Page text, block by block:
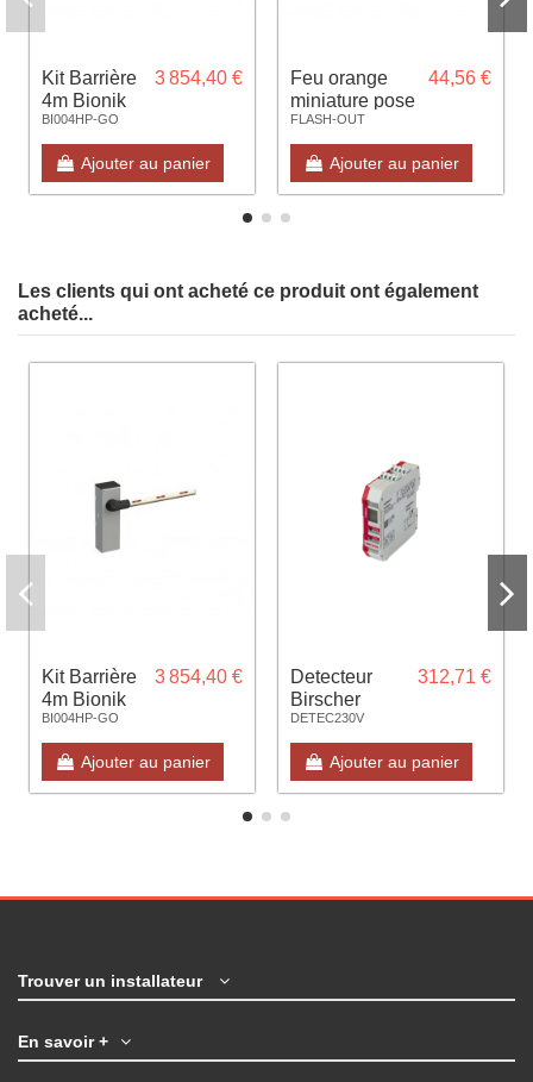
Kit Barrière
4m Bionik
brushless
complète
avec lisse
BI004HP-GO
3 854,40 €
Ajouter au panier
Feu orange
miniature pose
en applique
12/24V
FLASH-OUT
44,56 €
Ajouter au panier
Les clients qui ont acheté ce produit ont également
acheté...
Kit Barrière
4m Bionik
brushless
complète
avec lisse
BI004HP-GO
3 854,40 €
Ajouter au panier
Detecteur
Birscher
PROLOOP
230v 1 voie
REF 353826
DETEC230V
312,71 €
Ajouter au panier
Trouver un installateur
En savoir +